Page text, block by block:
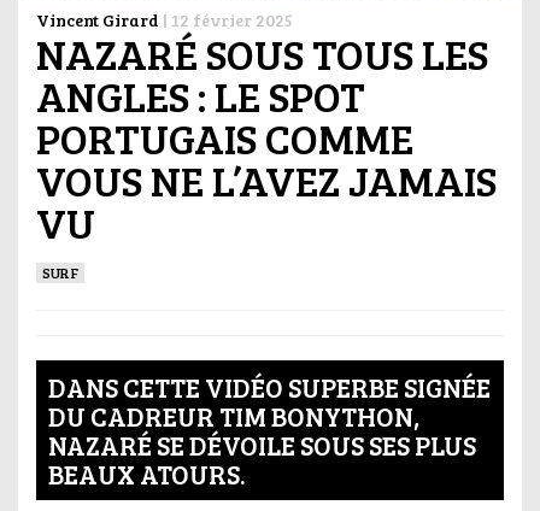
Vincent Girard | 12 février 2025
NAZARÉ SOUS TOUS LES
ANGLES : LE SPOT
PORTUGAIS COMME
VOUS NE L’AVEZ JAMAIS
VU
SURF
DANS CETTE VIDÉO SUPERBE SIGNÉE
DU CADREUR TIM BONYTHON,
NAZARÉ SE DÉVOILE SOUS SES PLUS
BEAUX ATOURS.